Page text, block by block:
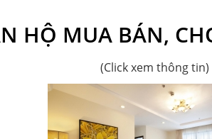
HỘ MUA BÁN,
(Click xem thông tin)